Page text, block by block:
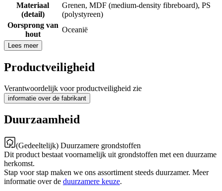
Materiaal
(detail)
Grenen, MDF (medium-density fibreboard), PS
(polystyreen)
Oorsprong van
hout
Oceanië
Lees meer
Productveiligheid
Verantwoordelijk voor productveiligheid zie
informatie over de fabrikant
Duurzaamheid
(Gedeeltelijk) Duurzamere grondstoffen
Dit product bestaat voornamelijk uit grondstoffen met een duurzame
herkomst.
Stap voor stap maken we ons assortiment steeds duurzamer. Meer
informatie over de duurzamere keuze.